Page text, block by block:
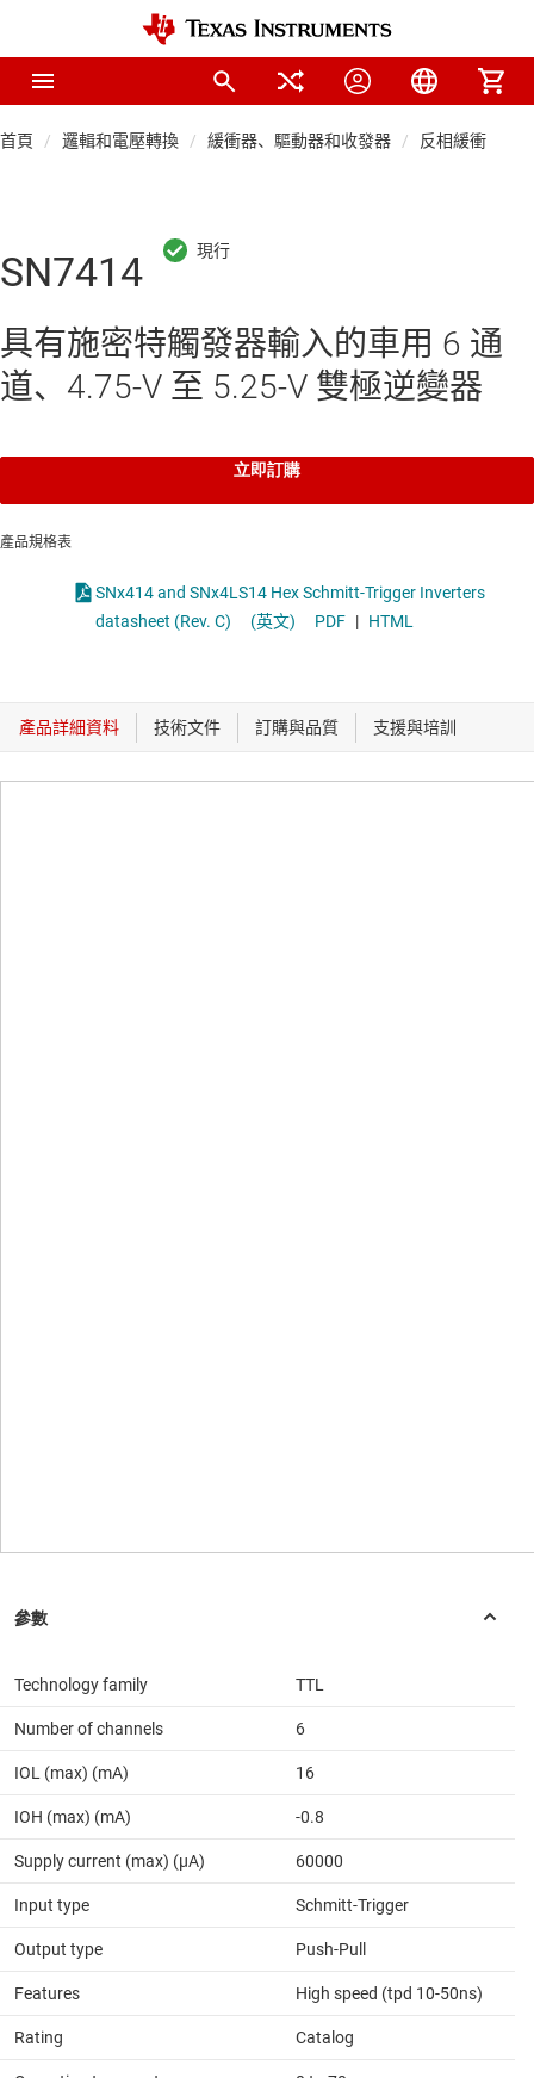
首頁 邏輯和電壓轉換 緩衝器、驅動器和收發器 反相緩衝器和
SN7414
具有施密特觸發器輸入的車用 6 通
道、4.75-V 至 5.25-V 雙極逆變器
立即訂購
產品規格表
SNx414 and SNx4LS14 Hex Schmitt-Trigger Inverters
datasheet (Rev. C)
(英文) PDF | HTML
Technology family TTL
Number of channels 6
IOL (max) (mA) 16
IOH (max) (mA) -0.8
Supply current (max) (µA) 60000
Input type Schmitt-Trigger
Output type Push-Pull
Features High speed (tpd 10-50ns)
Rating Catalog